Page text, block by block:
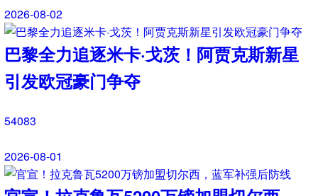
48837
2026-08-07
欧洲超级杯是什么？参赛规则与赛事意
义详解
8395
2026-08-05